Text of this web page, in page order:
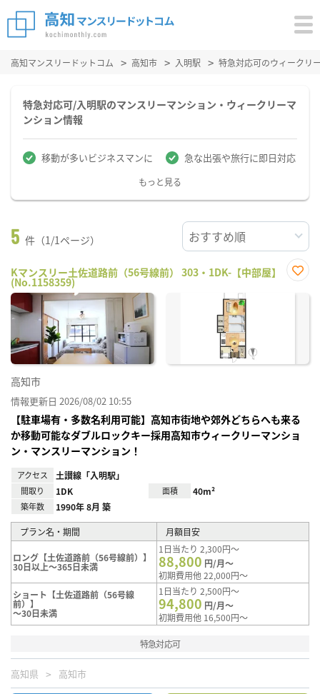
高知マンスリードットコム 高知市 入明駅 特急対応可のウィークリ
特急対応可/入明駅のマンスリーマンション・ウィークリーマ
ンション情報
移動が多いビジネスマンに 急な出張や旅行に即日対応
もっと見る
5 件（1/1ページ）
Kマンスリー土佐道路前（56号線前） 303・1DK-【中部屋】
(No.1158359)
に入
高知市
情報更新日 2026/08/02 10:55
【駐車場有・多数名利用可能】高知市街地や郊外どちらへも来る
か移動可能なダブルロックキー採用高知市ウィークリーマンショ
ン・マンスリーマンション！
アクセス 土讃線「入明駅」
間取り 1DK 面積 40m²
築年数 1990年 8月 築
プラン名・期間 月額目安
ロング【土佐道路前（56号線前）】
30日以上～365日未満
1日当たり 2,300円～
88,800 円/月～
初期費用他 22,000円～
ショート【土佐道路前（56号線
前）】
～30日未満
1日当たり 2,500円～
94,800 円/月～
初期費用他 16,500円～
特急対応可
高知県 高知市